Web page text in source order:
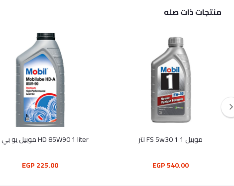
منتجات ذات صله
موبيل 1 FS 5w30 1 لتر
540.00 EGP
HD 85W90 1 liter موبيل يو بي اي
225.00 EGP